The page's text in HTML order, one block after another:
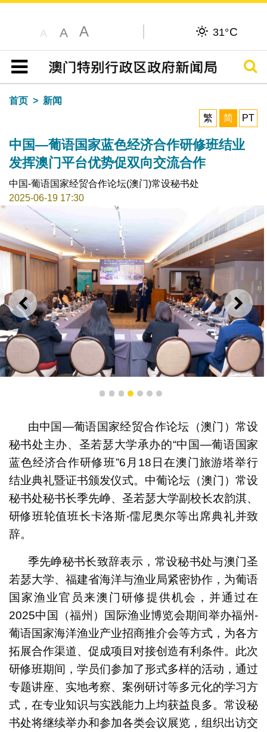
A A A 31°C
目录
搜寻
首页
新闻
繁
简 PT
中国—葡语国家蓝色经济合作研修班结业
发挥澳门平台优势促双向交流合作
中国-葡语国家经贸合作论坛(澳门)常设秘书处
2025-06-19 17:30
上一则 下一
研习交流
1 2 3 4 5 6 7
由中国—葡语国家经贸合作论坛（澳门）常设
秘书处主办、圣若瑟大学承办的“中国—葡语国家
蓝色经济合作研修班”6月18日在澳门旅游塔举行
结业典礼暨证书颁发仪式。中葡论坛（澳门）常设
秘书处秘书长季先峥、圣若瑟大学副校长农韵淇、
研修班轮值班长卡洛斯‧儒尼奥尔等出席典礼并致
辞。
季先峥秘书长致辞表示，常设秘书处与澳门圣
若瑟大学、福建省海洋与渔业局紧密协作，为葡语
国家渔业官员来澳门研修提供机会，并通过在
2025中国（福州）国际渔业博览会期间举办福州-
葡语国家海洋渔业产业招商推介会等方式，为各方
拓展合作渠道、促成项目对接创造有利条件。此次
研修班期间，学员们参加了形式多样的活动，通过
专题讲座、实地考察、案例研讨等多元化的学习方
式，在专业知识与实践能力上均获益良多。常设秘
书处将继续举办和参加各类会议展览，组织出访交